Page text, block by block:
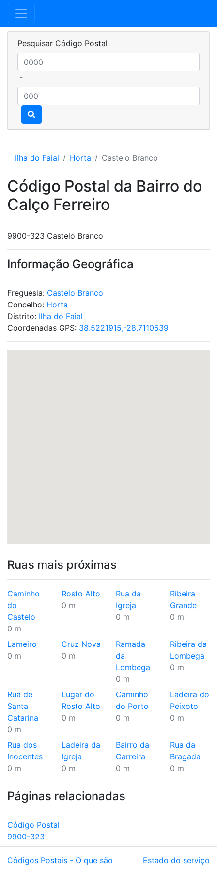
Pesquisar Código Postal
-
Ilha do Faial Horta Castelo Branco
Código Postal da Bairro do
Calço Ferreiro
9900-323 Castelo Branco
Informação Geográfica
Freguesia: Castelo Branco
Concelho: Horta
Distrito: Ilha do Faial
Coordenadas GPS: 38.5221915,-28.7110539
Ruas mais próximas
Caminho
do
Castelo
0 m
Rosto Alto
0 m
Rua da
Igreja
0 m
Ribeira
Grande
0 m
Lameiro
0 m
Cruz Nova
0 m
Ramada
da
Lombega
0 m
Ribeira da
Lombega
0 m
Rua de
Santa
Catarina
0 m
Lugar do
Rosto Alto
0 m
Caminho
do Porto
0 m
Ladeira do
Peixoto
0 m
Rua dos
Inocentes
0 m
Ladeira da
Igreja
0 m
Bairro da
Carreira
0 m
Rua da
Bragada
0 m
Páginas relacionadas
Código Postal
9900-323
Códigos Postais - O que são Estado do serviço